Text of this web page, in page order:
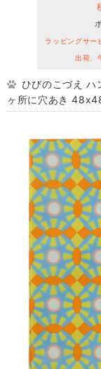
ラッピングサー
出荷、
ひびのこづえ ハ
ヶ所に穴あき